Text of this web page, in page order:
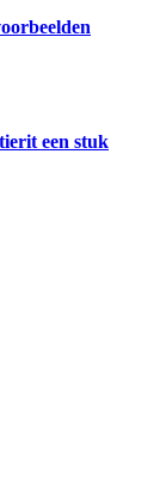
een stuk